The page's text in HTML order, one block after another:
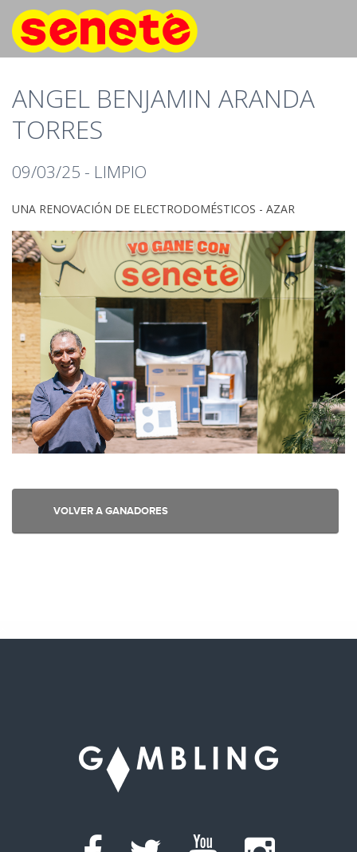
ANGEL BENJAMIN ARANDA
TORRES
09/03/25 - LIMPIO
UNA RENOVACIÓN DE ELECTRODOMÉSTICOS - AZAR
VOLVER A GANADORES